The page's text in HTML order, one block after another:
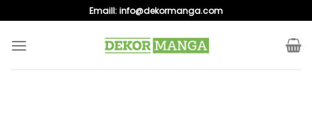
to
content
Emaill:info@dekormanga.com